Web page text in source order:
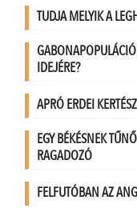
TUDJA MELYIK A
IDEJÉRE?
APRÓ ERDEI
EGY BÉKÉSNEK
RAGADOZÓ
FELFUTÓBAN AZ